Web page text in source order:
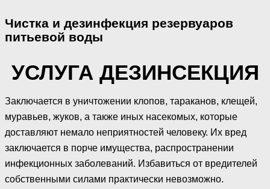
Чистка и дезинфекция резервуаров
питьевой воды
УСЛУГА ДЕЗИНСЕКЦИЯ
Заключается в уничтожении клопов, тараканов, клещей,
муравьев, жуков, а также иных насекомых, которые
доставляют немало неприятностей человеку. Их вред
заключается в порче имущества, распространении
инфекционных заболеваний. Избавиться от вредителей
собственными силами практически невозможно.